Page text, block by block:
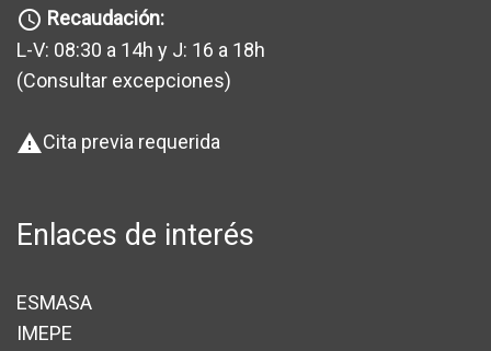
query_builder Recaudación:
L-V: 08:30 a 14h y J: 16 a 18h
(Consultar excepciones)
warningCita previa requerida
Enlaces de interés
ESMASA
IMEPE